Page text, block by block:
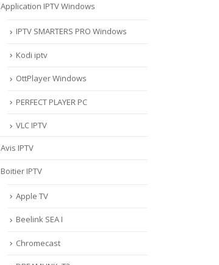
Application IPTV Windows
IPTV SMARTERS PRO Windows
Kodi iptv
OttPlayer Windows
PERFECT PLAYER PC
VLC IPTV
Avis IPTV
Boitier IPTV
Apple TV
Beelink SEA I
Chromecast